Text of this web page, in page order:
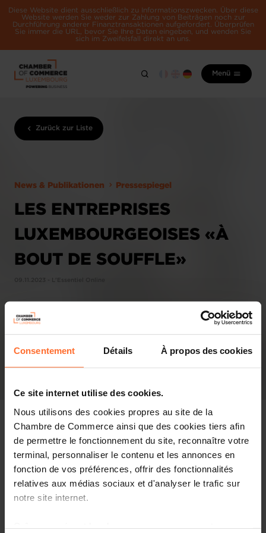
Consentement Détails À propos des cookies
Ce site internet utilise des cookies.
Nous utilisons des cookies propres au site de la
Chambre de Commerce ainsi que des cookies tiers afin
de permettre le fonctionnement du site, reconnaître votre
terminal, personnaliser le contenu et les annonces en
fonction de vos préférences, offrir des fonctionnalités
relatives aux médias sociaux et d'analyser le trafic sur
notre site internet.
Diese Website dient ausschließlich zu Informationszwecken. Über diese
Website werden Sie weder zur Zahlung von Beiträgen noch zur
Durchführung anderer Finanztransaktionen aufgefordert. Überprüfen
Sie immer die URL, bevor Sie Ihre Daten eingeben, und wenden Sie
sich im Zweifelsfall direkt an uns.
Menü
Zurück zur Liste
News & Publikationen Pressespiegel
LES ENTREPRISES
LUXEMBOURGEOISES «À
BOUT DE SOUFFLE»
Pressespiegel
Diesen Artikel teilen